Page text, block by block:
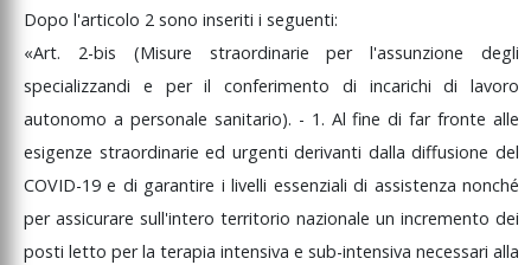
Dopo l'articolo 2 sono inseriti i seguenti:
«Art. 2-bis (Misure straordinarieperl'assunzionedegli
specializzandi e peril conferimento di incarichidi lavoro
autonomo a personale sanitario). - 1. Alfinedifarfrontealle
esigenze straordinarieed urgentiderivanti dalladiffusionedel
COVID-19e di garantire ilivelli essenzialidi assistenzanonché
per assicurare sull'intero territorio nazionale un incremento dei
posti letto perla terapia intensiva e sub-intensiva necessari alla